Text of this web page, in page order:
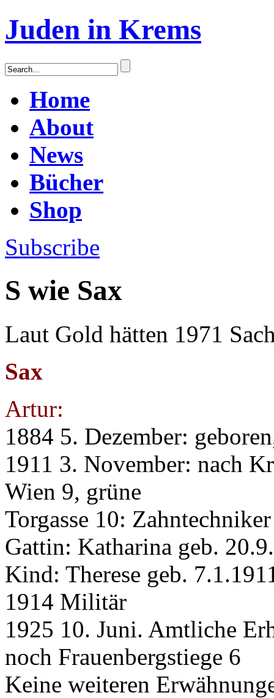
Juden in Krems
Home
About
News
Bücher
Shop
Subscribe
S wie Sax
Laut Gold hätten 1971
Sax
Artur:
1884 5. Dezember:
1911 3. November: nach
Wien 9, grüne
Torgasse 10: Zahntechniker
Gattin: Katharina geb.
Kind: Therese geb.
1914 Militär
1925 10. Juni. Amtliche
noch Frauenbergstiege 6
Keine weiteren